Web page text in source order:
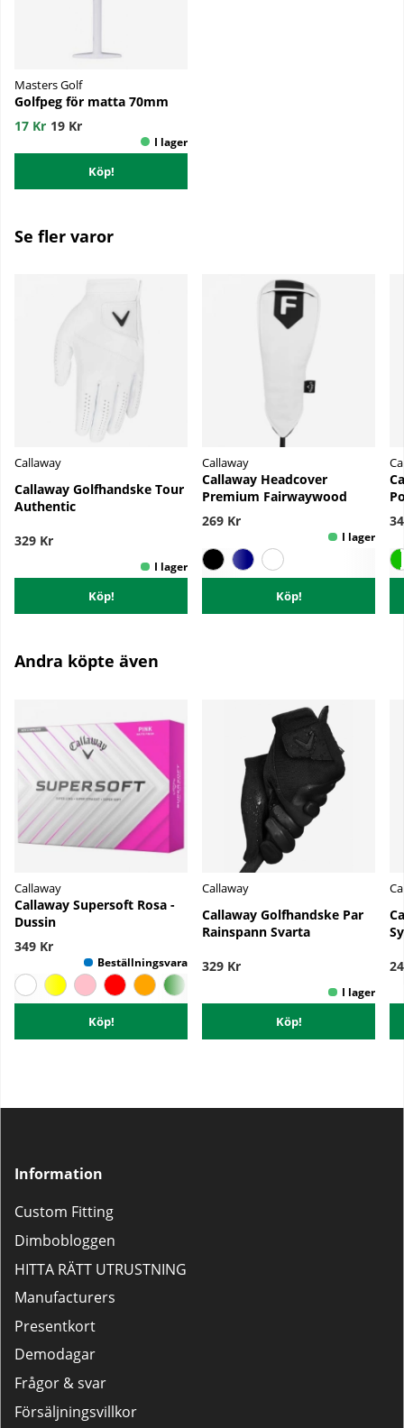
Masters Golf
Golfpeg för matta 70mm
17 Kr 19 Kr
Köp!
Se fler varor
Callaway
Callaway Golfhandske Tour
Authentic
329 Kr
Köp!
Callaway
Callaway Headcover
Premium Fairwaywood
269 Kr
Köp!
Andra köpte även
Callaway
Callaway Supersoft Rosa -
Dussin
349 Kr
Köp!
Callaway
Callaway Golfhandske Par
Rainspann Svarta
329 Kr
Köp!
Information
Custom Fitting
Dimbobloggen
HITTA RÄTT UTRUSTNING
Manufacturers
Presentkort
Demodagar
Frågor & svar
Försäljningsvillkor